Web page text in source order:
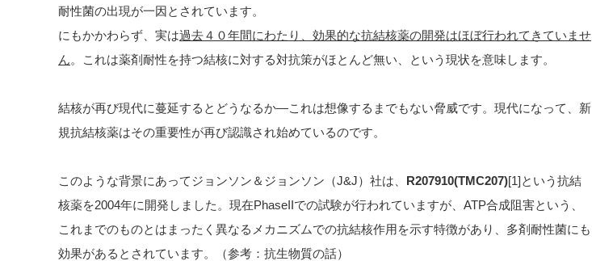
耐性菌の出現が一因とされています。
にもかかわらず、実は過去４０年間にわたり、効果的な抗結核薬の開発はほぼ行われてきていませ
ん。これは薬剤耐性を持つ結核に対する対抗策がほとんど無い、という現状を意味します。
結核が再び現代に蔓延するとどうなるか―これは想像するまでもない脅威です。現代になって、新
規抗結核薬はその重要性が再び認識され始めているのです。
このような背景にあってジョンソン＆ジョンソン（J&J）社は、 R207910(TMC207)[1]という抗結
核薬を2004年に開発しました。現在PhaseIIでの試験が行われていますが、ATP合成阻害という、
これまでのものとはまったく異なるメカニズムでの抗結核作用を示す特徴があり、多剤耐性菌にも
効果があるとされています。（参考：抗生物質の話）